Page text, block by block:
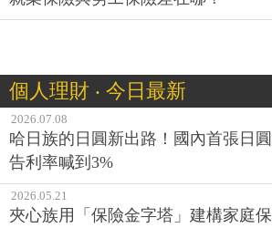
個人理財 ‧ 今日最新
2026.07.08
哈日族的日圓新出路！國內首張日
告利率喊到3%
2026.05.21
夾心族用「保險金字塔」建構家庭